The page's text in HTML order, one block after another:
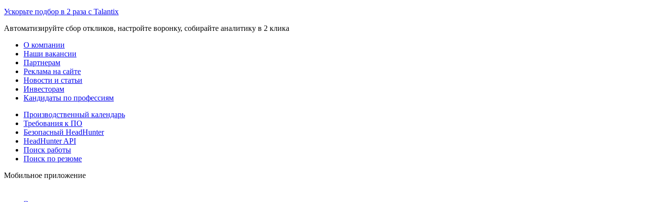
Ускорьте подбор в 2 раза с Talantix
Автоматизируйте сбор откликов, настройте воронку, собирайте аналитику в 2 клика
О компании
Наши вакансии
Партнерам
Реклама на сайте
Новости и статьи
Инвесторам
Кандидаты по профессиям
Производственный календарь
Требования к ПО
Безопасный HeadHunter
HeadHunter API
Поиск работы
Поиск по резюме
Мобильное приложение